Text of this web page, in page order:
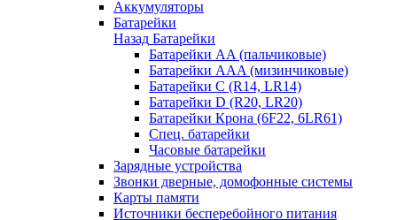
Аккумуляторы
Батарейки
Назад Батарейки
Батарейки AA (пальчиковые)
Батарейки AAA (мизинчиковые)
Батарейки C (R14, LR14)
Батарейки D (R20, LR20)
Батарейки Крона (6F22, 6LR61)
Спец. батарейки
Часовые батарейки
Зарядные устройства
Звонки дверные, домофонные системы
Карты памяти
Источники бесперебойного питания